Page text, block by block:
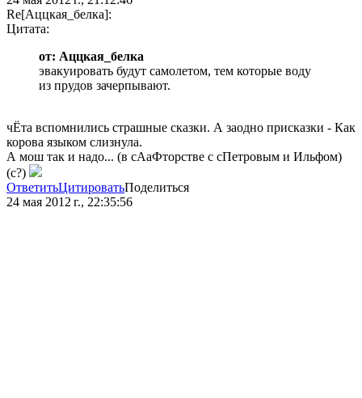
Re[Аццкая_белка]:
Цитата:
от: Аццкая_белка
эвакуировать будут самолетом, тем которые воду
из прудов зачерпывают.
чЁта вспомнились страшные сказки. А заодно присказки - Как
корова языком слизнула.
А мош так и надо... (в сАаФторстве с сПетровым и Ильфом)
(с?)
ОтветитьЦитироватьПоделиться
24 мая 2012 г., 22:35:56